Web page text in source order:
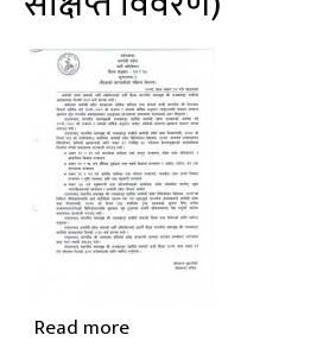
सूचनापत्र-२
(बैठकको
कारवाहीको
संक्षिप्त
विवरण)
Read moreabout